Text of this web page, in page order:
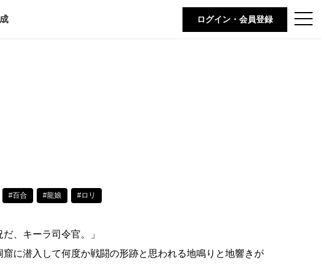
t
o
ログイン・会員登録
#百合 #龍娘 #ロリ
、キーラ司令官。」
に潜入して何度か戦闘の形跡と思われる地鳴りと地響きが